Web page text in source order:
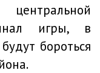
игры, в
бороться